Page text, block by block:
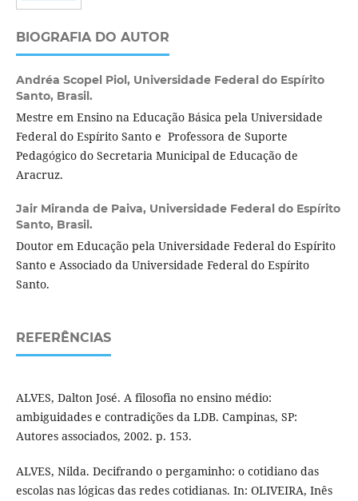
BIOGRAFIA DO AUTOR
Andréa Scopel Piol, Universidade Federal do Espírito
Santo, Brasil.
Mestre em Ensino na Educação Básica pela Universidade
Federal do Espírito Santo e Professora de Suporte
Pedagógico do Secretaria Municipal de Educação de
Aracruz.
Jair Miranda de Paiva, Universidade Federal do Espírito
Santo, Brasil.
Doutor em Educação pela Universidade Federal do Espírito
Santo e Associado da Universidade Federal do Espírito
Santo.
REFERÊNCIAS
ALVES, Dalton José. A filosofia no ensino médio:
ambiguidades e contradições da LDB. Campinas, SP:
Autores associados, 2002. p. 153.
ALVES, Nilda. Decifrando o pergaminho: o cotidiano das
escolas nas lógicas das redes cotidianas. In: OLIVEIRA, Inês